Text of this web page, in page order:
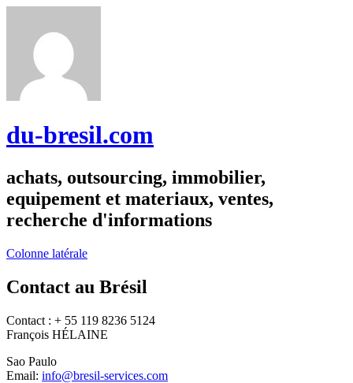
du-bresil.com
achats, outsourcing, immobilier,
equipement et materiaux, ventes,
recherche d'informations
Colonne latérale
Contact au Brésil
Contact : + 55 119 8236 5124
François HÉLAINE
Sao Paulo
Email: info@bresil-services.com